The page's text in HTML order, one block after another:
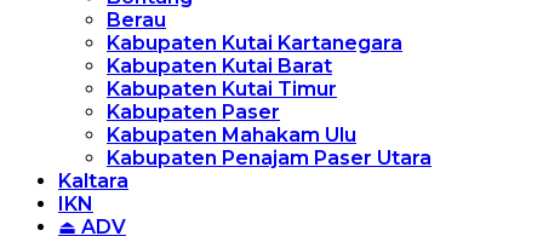
Berau
Kabupaten Kutai Kartanegara
Kabupaten Kutai Barat
Kabupaten Kutai Timur
Kabupaten Paser
Kabupaten Mahakam Ulu
Kabupaten Penajam Paser Utara
Kaltara
IKN
⏏ ADV